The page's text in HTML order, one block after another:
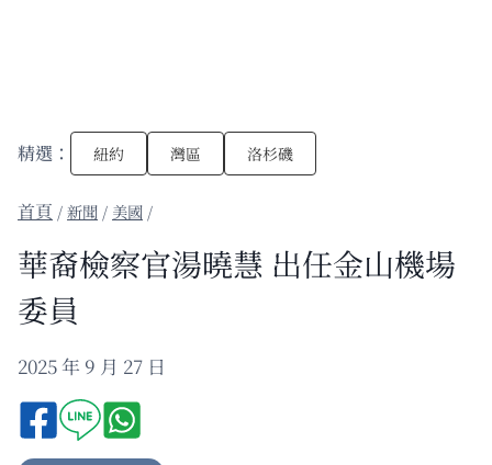
精選： 紐約 灣區 洛杉磯
/新聞 / 美國 /
華裔檢察官湯曉慧 出任金山機場
委員
2025 年 9 月 27 日